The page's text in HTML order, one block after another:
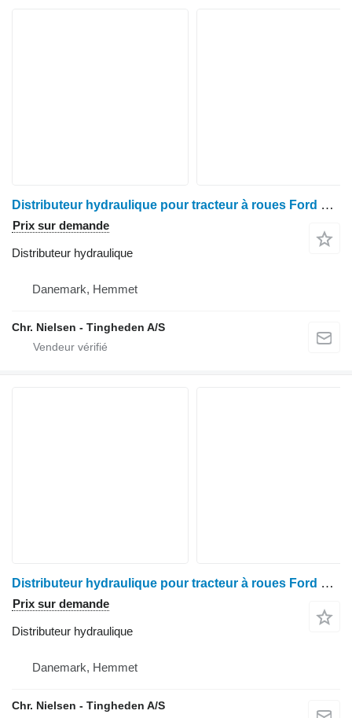
Distributeur hydraulique pour tracteur à roues Ford 6640
Prix sur demande
Distributeur hydraulique
Danemark, Hemmet
Chr. Nielsen - Tingheden A/S
Distributeur hydraulique pour tracteur à roues Ford 6640
Prix sur demande
Distributeur hydraulique
Danemark, Hemmet
Chr. Nielsen - Tingheden A/S